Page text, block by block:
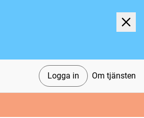
Logga in Om tjänsten